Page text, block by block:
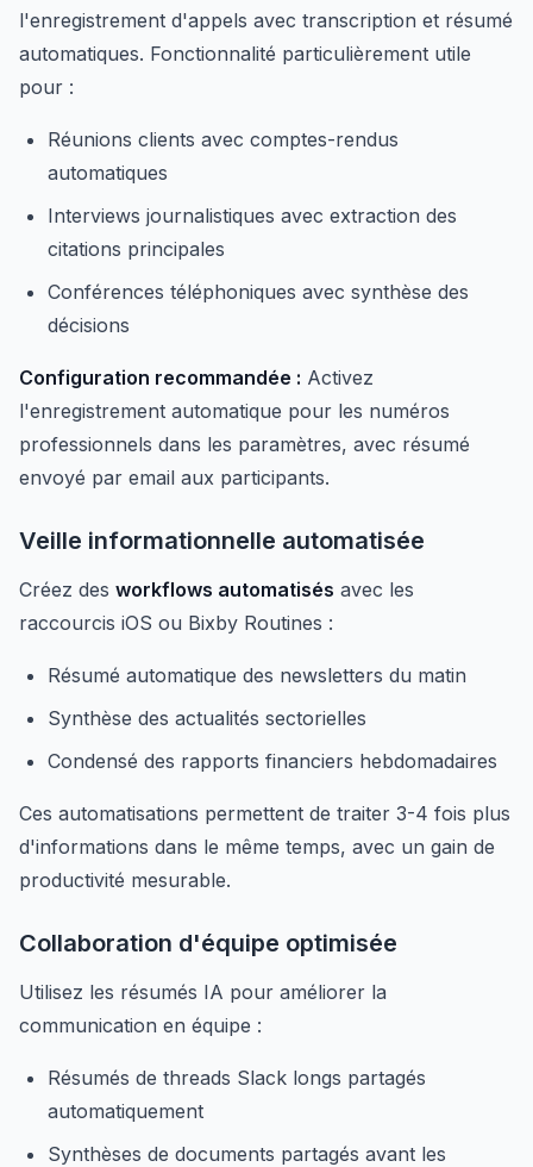
l'enregistrement d'appels avec transcription et résumé
automatiques. Fonctionnalité particulièrement utile
pour :
Réunions clients avec comptes-rendus
automatiques
Interviews journalistiques avec extraction des
citations principales
Conférences téléphoniques avec synthèse des
décisions
Configuration recommandée : Activez
l'enregistrement automatique pour les numéros
professionnels dans les paramètres, avec résumé
envoyé par email aux participants.
Veille informationnelle automatisée
Créez des workflows automatisés avec les
raccourcis iOS ou Bixby Routines :
Résumé automatique des newsletters du matin
Synthèse des actualités sectorielles
Condensé des rapports financiers hebdomadaires
Ces automatisations permettent de traiter 3-4 fois plus
d'informations dans le même temps, avec un gain de
productivité mesurable.
Collaboration d'équipe optimisée
Utilisez les résumés IA pour améliorer la
communication en équipe :
Résumés de threads Slack longs partagés
automatiquement
Synthèses de documents partagés avant les